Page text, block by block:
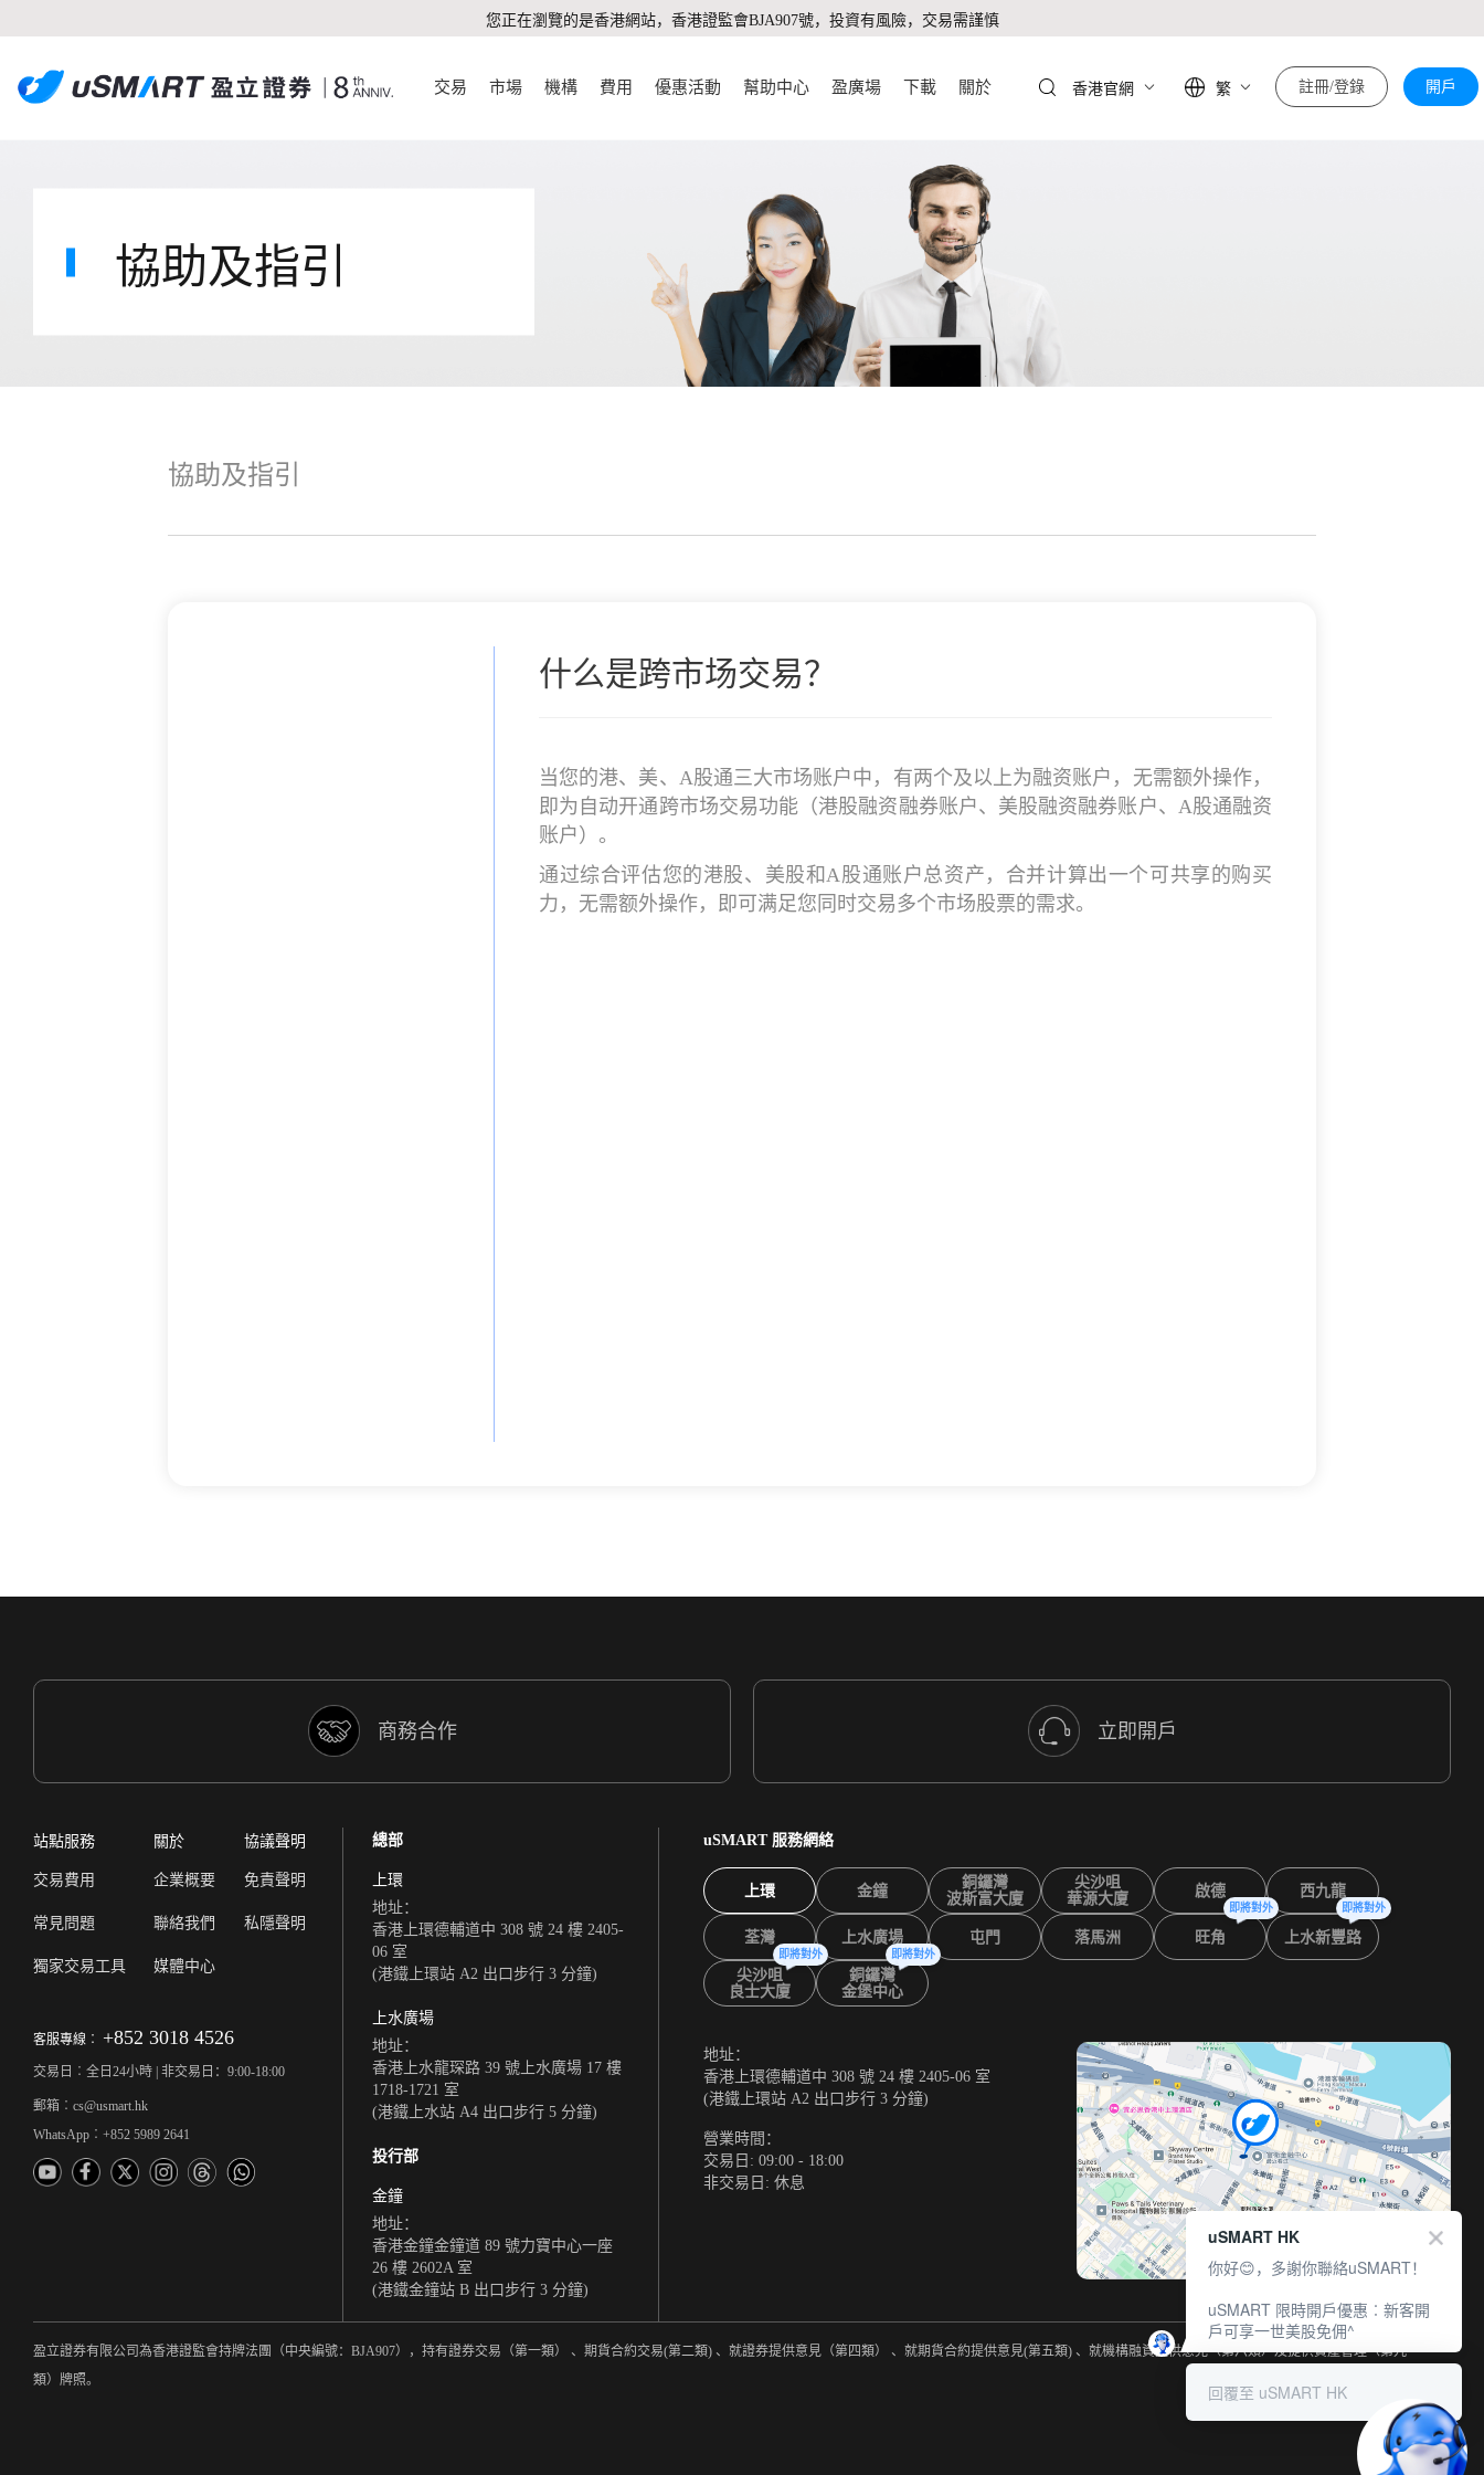
您正在瀏覽的是香港網站，香港證監會BJA907號，投資有風險，交易需謹慎
交易 市場 機構 費用 優惠活動 幫助中心 盈廣場 下載 關於 香港官網 繁 註冊/登錄 開戶
協助及指引
協助及指引
什么是跨市场交易？
当您的港、美、A股通三大市场账户中，有两个及以上为融资账户，无需额外操作，
即为自动开通跨市场交易功能（港股融资融券账户、美股融资融券账户、A股通融资
账户）。
通过综合评估您的港股、美股和A股通账户总资产，合并计算出一个可共享的购买
力，无需额外操作，即可满足您同时交易多个市场股票的需求。
商務合作 立即開戶
站點服務
交易費用
常見問題
獨家交易工具
關於
企業概要
聯絡我們
媒體中心
協議聲明
免責聲明
私隱聲明
客服專線︰ +852 3018 4526
交易日︰全日24小時 | 非交易日：9:00-18:00
郵箱︰cs@usmart.hk
WhatsApp︰+852 5989 2641
總部
上環
地址：
香港上環德輔道中 308 號 24 樓 2405-
06 室
(港鐵上環站 A2 出口步行 3 分鐘)
上水廣場
地址：
香港上水龍琛路 39 號上水廣場 17 樓
1718-1721 室
(港鐵上水站 A4 出口步行 5 分鐘)
投行部
金鐘
地址：
香港金鐘金鐘道 89 號力寶中心一座
26 樓 2602A 室
(港鐵金鐘站 B 出口步行 3 分鐘)
uSMART 服務網絡
上環 金鐘
銅鑼灣
波斯富大廈
尖沙咀
華源大廈
啟德 西九龍
荃灣 上水廣場 屯門 落馬洲 旺角
即將對外
上水新豐路
即將對外
尖沙咀
良士大廈
即將對外
銅鑼灣
金堡中心
即將對外
地址：
香港上環德輔道中 308 號 24 樓 2405-06 室
(港鐵上環站 A2 出口步行 3 分鐘)
營業時間：
交易日: 09:00 - 18:00
非交易日: 休息
盈立證券有限公司為香港證監會持牌法團（中央編號：BJA907），持有證券交易（第一類） 、期貨合約交易(第二類) 、就證券提供意見（第四類） 、就期貨合約提供意見(第五類) 、就機構融資提供意見（第六類）及提供資產管理（第九
類）牌照。
uSMART HK
你好😊，多謝你聯絡uSMART！
uSMART 限時開戶優惠︰新客開
戶可享一世美股免佣^
回覆至 uSMART HK